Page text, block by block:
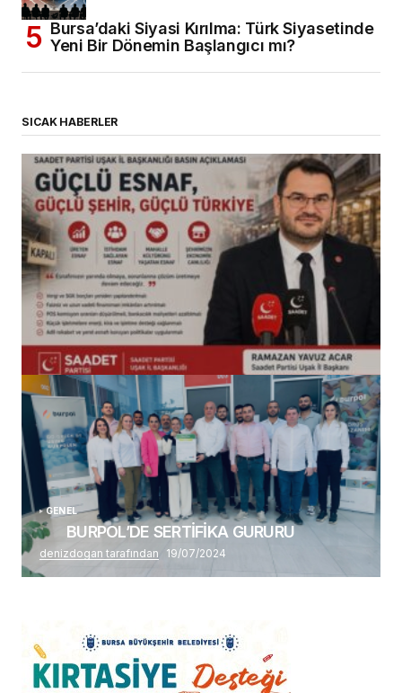
Bursa’daki Siyasi Kırılma: Türk Siyasetinde
Yeni Bir Dönemin Başlangıcı mı?
SICAK HABERLER
(başlıksız)
Alaattin Karahan tarafından 14/07/2026
GENEL
BURPOL’DE SERTİFİKA GURURU
denizdogan tarafından 19/07/2024